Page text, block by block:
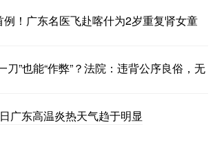
例！广东名医飞赴喀什为2岁重复肾女童
刀”也能“作弊”？法院：违背公序良俗，无
广东高温炎热天气趋于明显